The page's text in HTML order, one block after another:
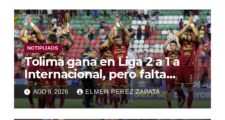
NOTIPIJAOS
Tolima gana en Liga 2 a 1 a
Internacional, pero falta
juego convincente , y la
Libertadores entre dudas y
victorias
AGO 9, 2026 ELMER PEREZ ZAPATA